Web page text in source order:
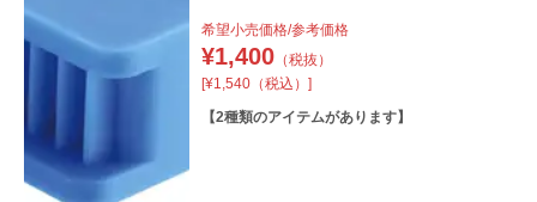
希望小売価格/参考価格
¥1,400（税抜）
[¥1,540（税込）]
【2種類のアイテムがあります】